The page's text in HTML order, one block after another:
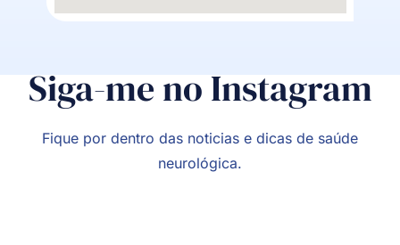
Siga-me no Instagram
Fique por dentro das noticias e dicas de saúde
neurológica.